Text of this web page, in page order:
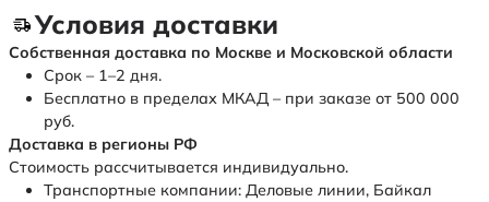
Условия доставки
Собственная доставка по Москве и Московской области
Срок – 1–2 дня.
Бесплатно в пределах МКАД – при заказе от 500 000
руб.
Доставка в регионы РФ
Стоимость рассчитывается индивидуально.
Транспортные компании: Деловые линии, Байкал